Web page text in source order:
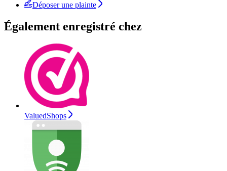
Déposer une plainte
Également enregistré chez
ValuedShops